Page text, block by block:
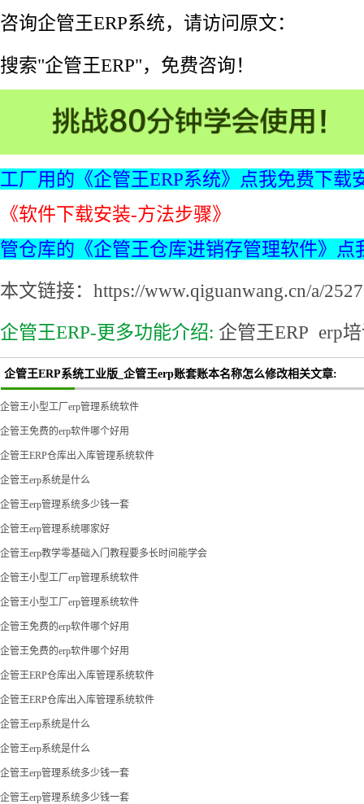
咨询企管王ERP系统，请访问原文：
搜索"企管王ERP"，免费咨询！
工厂用的《企管王ERP系统》点我免费下载
《软件下载安装-方法步骤》
管仓库的《企管王仓库进销存管理软件》点
本文链接：https://www.qiguanwang.cn/a/
企管王ERP-更多功能介绍: 企管王ERP erp
企管王ERP系统工业版_企管王erp账套账本名称怎么修改相关文章:
企管王小型工厂erp管理系统软件
企管王免费的erp软件哪个好用
企管王ERP仓库出入库管理系统软件
企管王erp系统是什么
企管王erp管理系统多少钱一套
企管王erp管理系统哪家好
企管王erp教学零基础入门教程要多长时间能学会
企管王小型工厂erp管理系统软件
企管王小型工厂erp管理系统软件
企管王免费的erp软件哪个好用
企管王免费的erp软件哪个好用
企管王ERP仓库出入库管理系统软件
企管王ERP仓库出入库管理系统软件
企管王erp系统是什么
企管王erp系统是什么
企管王erp管理系统多少钱一套
企管王erp管理系统多少钱一套